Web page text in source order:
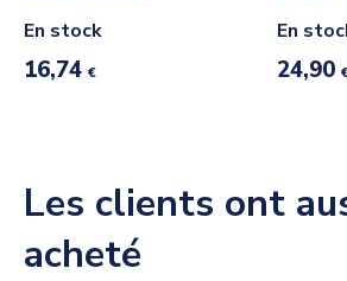
En stock
16,74 €
En
24,90
Les clients ont
acheté